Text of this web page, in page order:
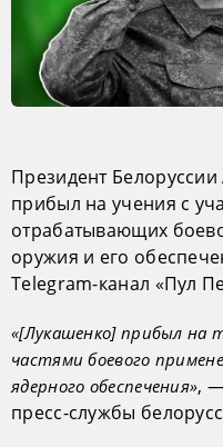
Президент
прибыл на учения с
отрабатывающих
оружия и его
Telegram-канал «Пул
«[Лукашенко] прибыл на
частями боевого
ядерного обеспечения»,
пресс-службы